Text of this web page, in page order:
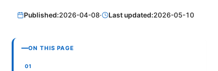
Published:2026-04-08· Last updated:2026-05-10
ON THIS PAGE